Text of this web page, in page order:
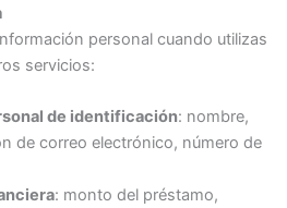
personal cuando utilizas
servicios:
de identificación: nombre,
de correo electrónico, número de
: monto del préstamo,